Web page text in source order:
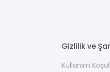
Gizlilik ve
Kullanım